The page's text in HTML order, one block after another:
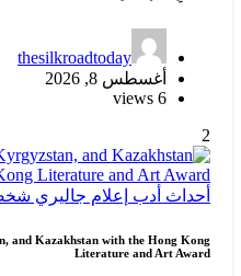
thesilkroadtoday
أغسطس 8, 2026
6 views
2
أحداث أدب إعلام جاليري
and Kazakhstan with the Hong Kong
Literature and Art Award